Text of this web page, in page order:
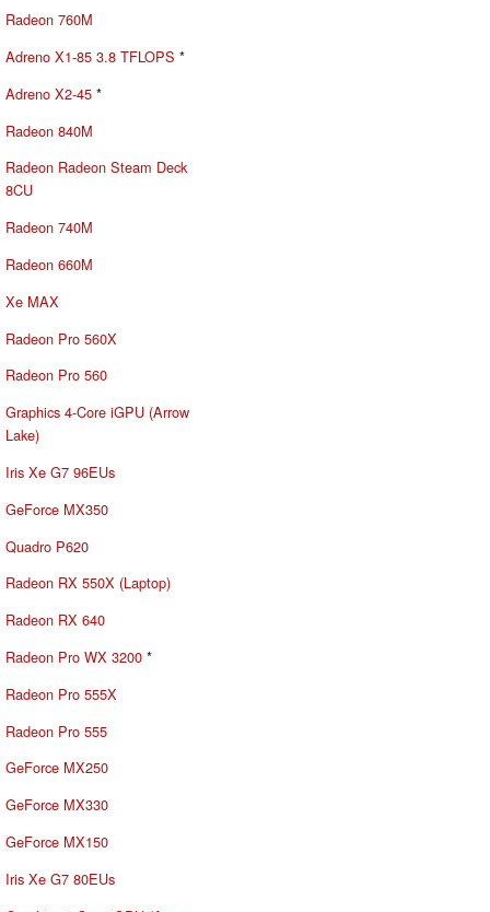
Radeon 760M
Adreno X1-85 3.8 TFLOPS *
Adreno X2-45 *
Radeon 840M
Radeon Radeon Steam Deck
8CU
Radeon 740M
Radeon 660M
Xe MAX
Radeon Pro 560X
Radeon Pro 560
Graphics 4-Core iGPU (Arrow
Lake)
Iris Xe G7 96EUs
GeForce MX350
Quadro P620
Radeon RX 550X (Laptop)
Radeon RX 640
Radeon Pro WX 3200 *
Radeon Pro 555X
Radeon Pro 555
GeForce MX250
GeForce MX330
GeForce MX150
Iris Xe G7 80EUs